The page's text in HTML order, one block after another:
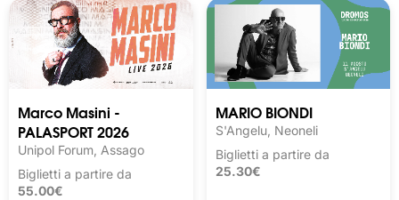
Marco Masini -
PALASPORT 2026
Unipol Forum, Assago
Biglietti a partire da
55.00€
MARIO BIONDI
S'Angelu, Neoneli
Biglietti a partire da
25.30€